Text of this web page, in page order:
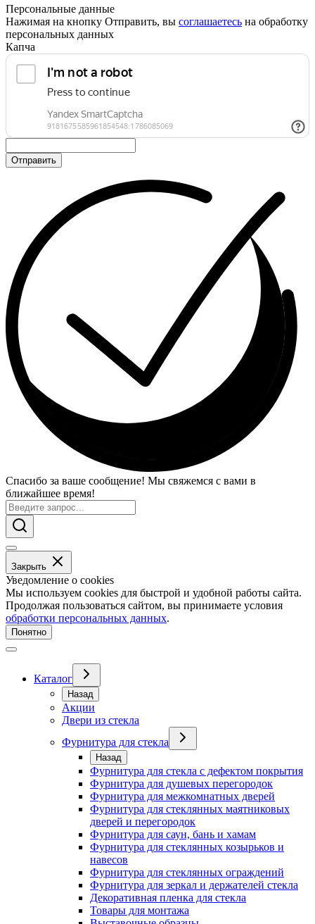
Персональные данные
Нажимая на кнопку Отправить, вы соглашаетесь на обработку
персональных данных
Капча
Отправить
Спасибо за ваше сообщение! Мы свяжемся с вами в
ближайшее время!
Закрыть
Уведомление о cookies
Мы используем cookies для быстрой и удобной работы сайта.
Продолжая пользоваться сайтом, вы принимаете условия
обработки персональных данных.
Понятно
Каталог
Назад
Акции
Двери из стекла
Фурнитура для стекла
Назад
Фурнитура для стекла с дефектом покрытия
Фурнитура для душевых перегородок
Фурнитура для межкомнатных дверей
Фурнитура для стеклянных маятниковых
дверей и перегородок
Фурнитура для саун, бань и хамам
Фурнитура для стеклянных козырьков и
навесов
Фурнитура для стеклянных ограждений
Фурнитура для зеркал и держателей стекла
Декоративная пленка для стекла
Товары для монтажа